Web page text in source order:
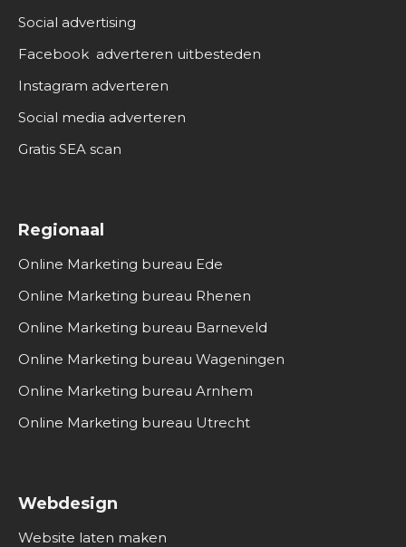
Social advertising
Facebook adverteren uitbesteden
Instagram adverteren
Social media adverteren
Gratis SEA scan
Regionaal
Online Marketing bureau Ede
Online Marketing bureau Rhenen
Online Marketing bureau Barneveld
Online Marketing bureau Wageningen
Online Marketing bureau Arnhem
Online Marketing bureau Utrecht
Webdesign
Website laten maken